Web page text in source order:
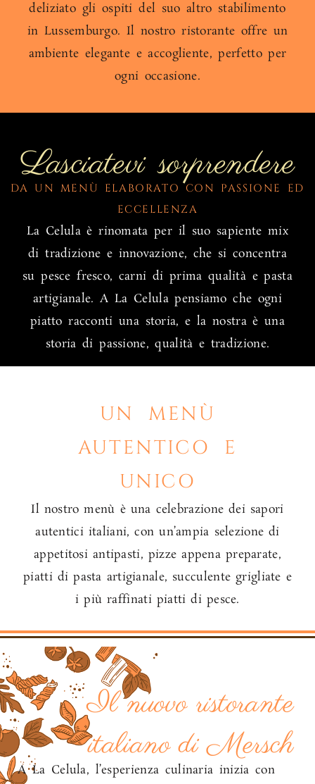
deliziato gli ospiti del suo altro stabilimento
in Lussemburgo. Il nostro ristorante offre un
ambiente elegante e accogliente, perfetto per
ogni occasione.
Lasciatevi sorprendere
DA UN MENÙ ELABORATO CON PASSIONE ED
ECCELLENZA
La Celula è rinomata per il suo sapiente mix
di tradizione e innovazione, che si concentra
su pesce fresco, carni di prima qualità e pasta
artigianale. A La Celula pensiamo che ogni
piatto racconti una storia, e la nostra è una
storia di passione, qualità e tradizione.
UN MENÙ
AUTENTICO E
UNICO
Il nostro menù è una celebrazione dei sapori
autentici italiani, con un’ampia selezione di
appetitosi antipasti, pizze appena preparate,
piatti di pasta artigianale, succulente grigliate e
i più raffinati piatti di pesce.
Il nuovo ristorante
italiano di Mersch
A La Celula, l’esperienza culinaria inizia con